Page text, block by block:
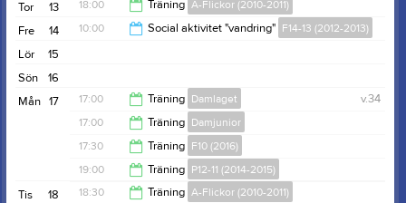
19:00
13
Tor 18:00 Träning A-Flickor (2010-2011)
14
Fre 10:00 Social aktivitet "vandring" F14-13 (2012-2013)
15
Lör
16
Sön
17
Mån v.34
17:00 Träning Damlaget
18:15
17:00 Träning Damjunior
18:15
17:30 Träning F10 (2016)
19:30
19:00 Träning P12-11 (2014-2015)
18
Tis 18:30 Träning A-Flickor (2010-2011)